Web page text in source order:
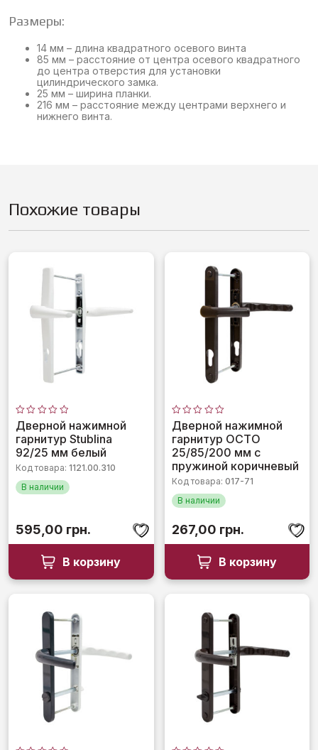
Размеры:
14 мм – длина квадратного осевого винта
85 мм – расстояние от центра осевого квадратного
до центра отверстия для установки
цилиндрического замка.
25 мм – ширина планки.
216 мм – расстояние между центрами верхнего и
нижнего винта.
Похожие товары
Оценка
0
из
5
Дверной нажимной
гарнитур Stublina
92/25 мм белый
Код товара: 1121.00.310
В наличии
595,00 грн.
В корзину
Оценка
0
из
5
Дверной нажимной
гарнитур OCTO
25/85/200 мм с
пружиной коричневый
Код товара: 017-71
В наличии
267,00 грн.
В корзину